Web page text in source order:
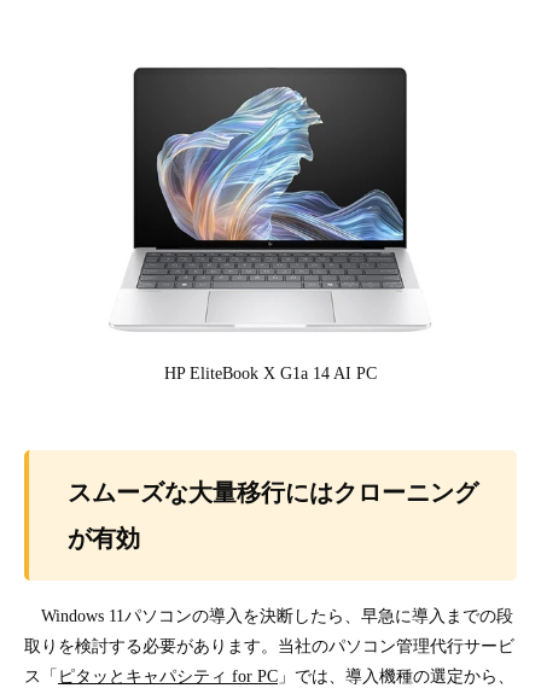
HP EliteBook X G1a 14 AI PC
スムーズな大量移行にはクローニング
が有効
Windows 11パソコンの導入を決断したら、早急に導入までの段
取りを検討する必要があります。当社のパソコン管理代行サービ
ス「ピタッとキャパシティ for PC 」では、導入機種の選定から、